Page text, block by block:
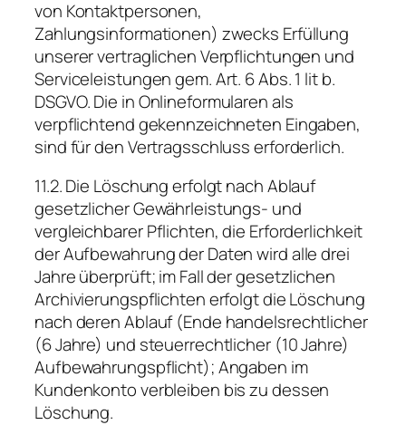
von Kontaktpersonen,
Zahlungsinformationen) zwecks Erfüllung
unserer vertraglichen Verpflichtungen und
Serviceleistungen gem. Art. 6 Abs. 1 lit b.
DSGVO. Die in Onlineformularen als
verpflichtend gekennzeichneten Eingaben,
sind für den Vertragsschluss erforderlich.
11.2. Die Löschung erfolgt nach Ablauf
gesetzlicher Gewährleistungs- und
vergleichbarer Pflichten, die Erforderlichkeit
der Aufbewahrung der Daten wird alle drei
Jahre überprüft; im Fall der gesetzlichen
Archivierungspflichten erfolgt die Löschung
nach deren Ablauf (Ende handelsrechtlicher
(6 Jahre) und steuerrechtlicher (10 Jahre)
Aufbewahrungspflicht); Angaben im
Kundenkonto verbleiben bis zu dessen
Löschung.